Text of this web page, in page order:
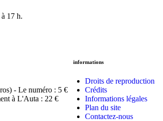
17 h.
- Le numéro : 5 €
à L'Auta : 22 €
informations
Droits de reproduction
Crédits
Informations légales
Plan du site
Contactez-nous